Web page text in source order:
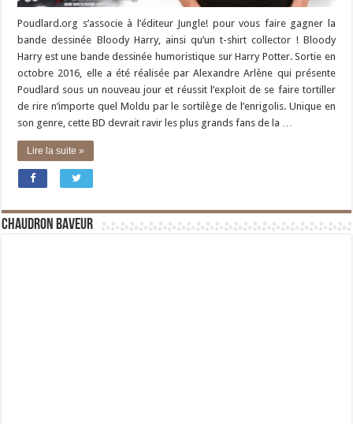
Poudlard.org s’associe à l’éditeur Jungle! pour vous faire gagner la
bande dessinée Bloody Harry, ainsi qu’un t-shirt collector ! Bloody
Harry est une bande dessinée humoristique sur Harry Potter. Sortie en
octobre 2016, elle a été réalisée par Alexandre Arlène qui présente
Poudlard sous un nouveau jour et réussit l’exploit de se faire tortiller
de rire n’importe quel Moldu par le sortilège de l’enrigolis. Unique en
son genre, cette BD devrait ravir les plus grands fans de la …
Lire la suite »
Chaudron Baveur